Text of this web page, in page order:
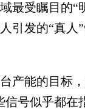
受瞩目的“
引发的“真人
能的目标，
号似乎都在